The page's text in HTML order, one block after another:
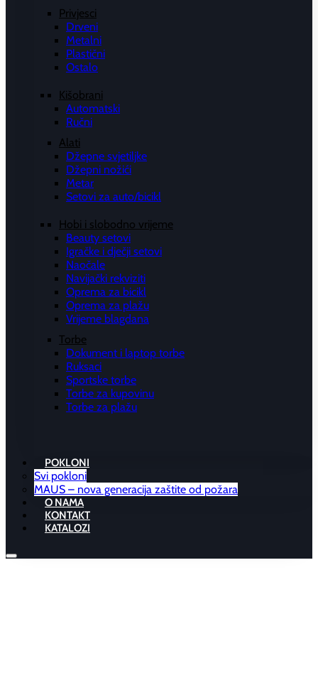
Privjesci
Drveni
Metalni
Plastični
Ostalo
Kišobrani
Automatski
Ručni
Alati
Džepne svjetiljke
Džepni nožići
Metar
Setovi za auto/bicikl
Hobi i slobodno vrijeme
Beauty setovi
Igračke i dječji setovi
Naočale
Navijački rekviziti
Oprema za bicikl
Oprema za plažu
Vrijeme blagdana
Torbe
Dokument i laptop torbe
Ruksaci
Sportske torbe
Torbe za kupovinu
Torbe za plažu
POKLONI
Svi pokloni
MAUS – nova generacija zaštite od požara
O NAMA
KONTAKT
KATALOZI